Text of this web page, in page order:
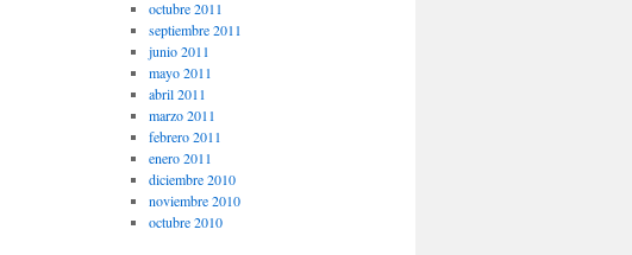
octubre 2011
septiembre 2011
junio 2011
mayo 2011
abril 2011
marzo 2011
febrero 2011
enero 2011
diciembre 2010
noviembre 2010
octubre 2010